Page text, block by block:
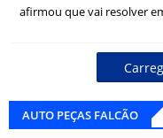
afirmou que vai resolver
AUTO PEÇAS FALCÃO